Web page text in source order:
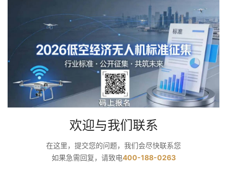
欢迎与我们联系
在这里，提交您的问题，我们会尽快联系您
如果急需回复，请致电400-188-0263